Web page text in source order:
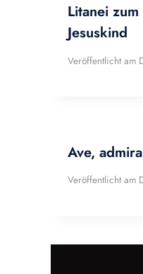
Litanei
Jesuskind
Veröffentlicht am
Ave,
Veröffentlicht am